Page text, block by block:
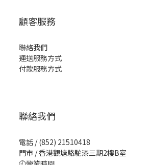
顧客服務
聯絡我們
運送服務方式
付款服務方式
聯絡我們
電話 / (852) 21510418
門市 / 香港觀塘駱駝漆三期2樓B室